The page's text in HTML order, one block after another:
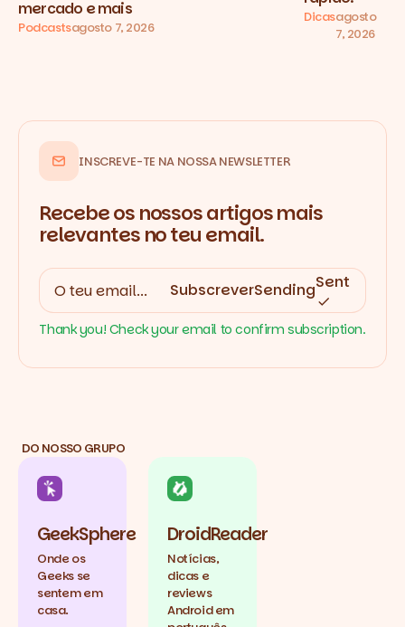
mercado e mais
Podcastsagosto 7, 2026
Dicasagosto
7, 2026
INSCREVE-TE NA NOSSA NEWSLETTER
Recebe os nossos artigos mais
relevantes no teu email.
SubscreverSendingSent
Thank you! Check your email to confirm subscription.
DO NOSSO GRUPO
GeekSphere
Onde os
Geeks se
sentem em
casa.
DroidReader
Notícias,
dicas e
reviews
Android em